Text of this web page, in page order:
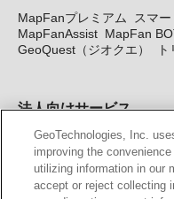
MapFanプレミアム
スマ
MapFanAssist MapFan
GeoQuest（ジオクエ）
法人向けサービス
法人向け地図・位置情報サ
図API Windows PC向け地
サービス
MAP WORLD+
GeoTechnologies, Inc.
improving the
utilizing information in our
accept or reject collecting